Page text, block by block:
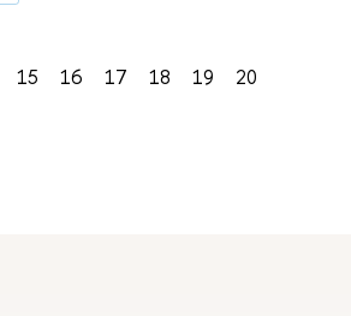
15 16 17 18 19
20